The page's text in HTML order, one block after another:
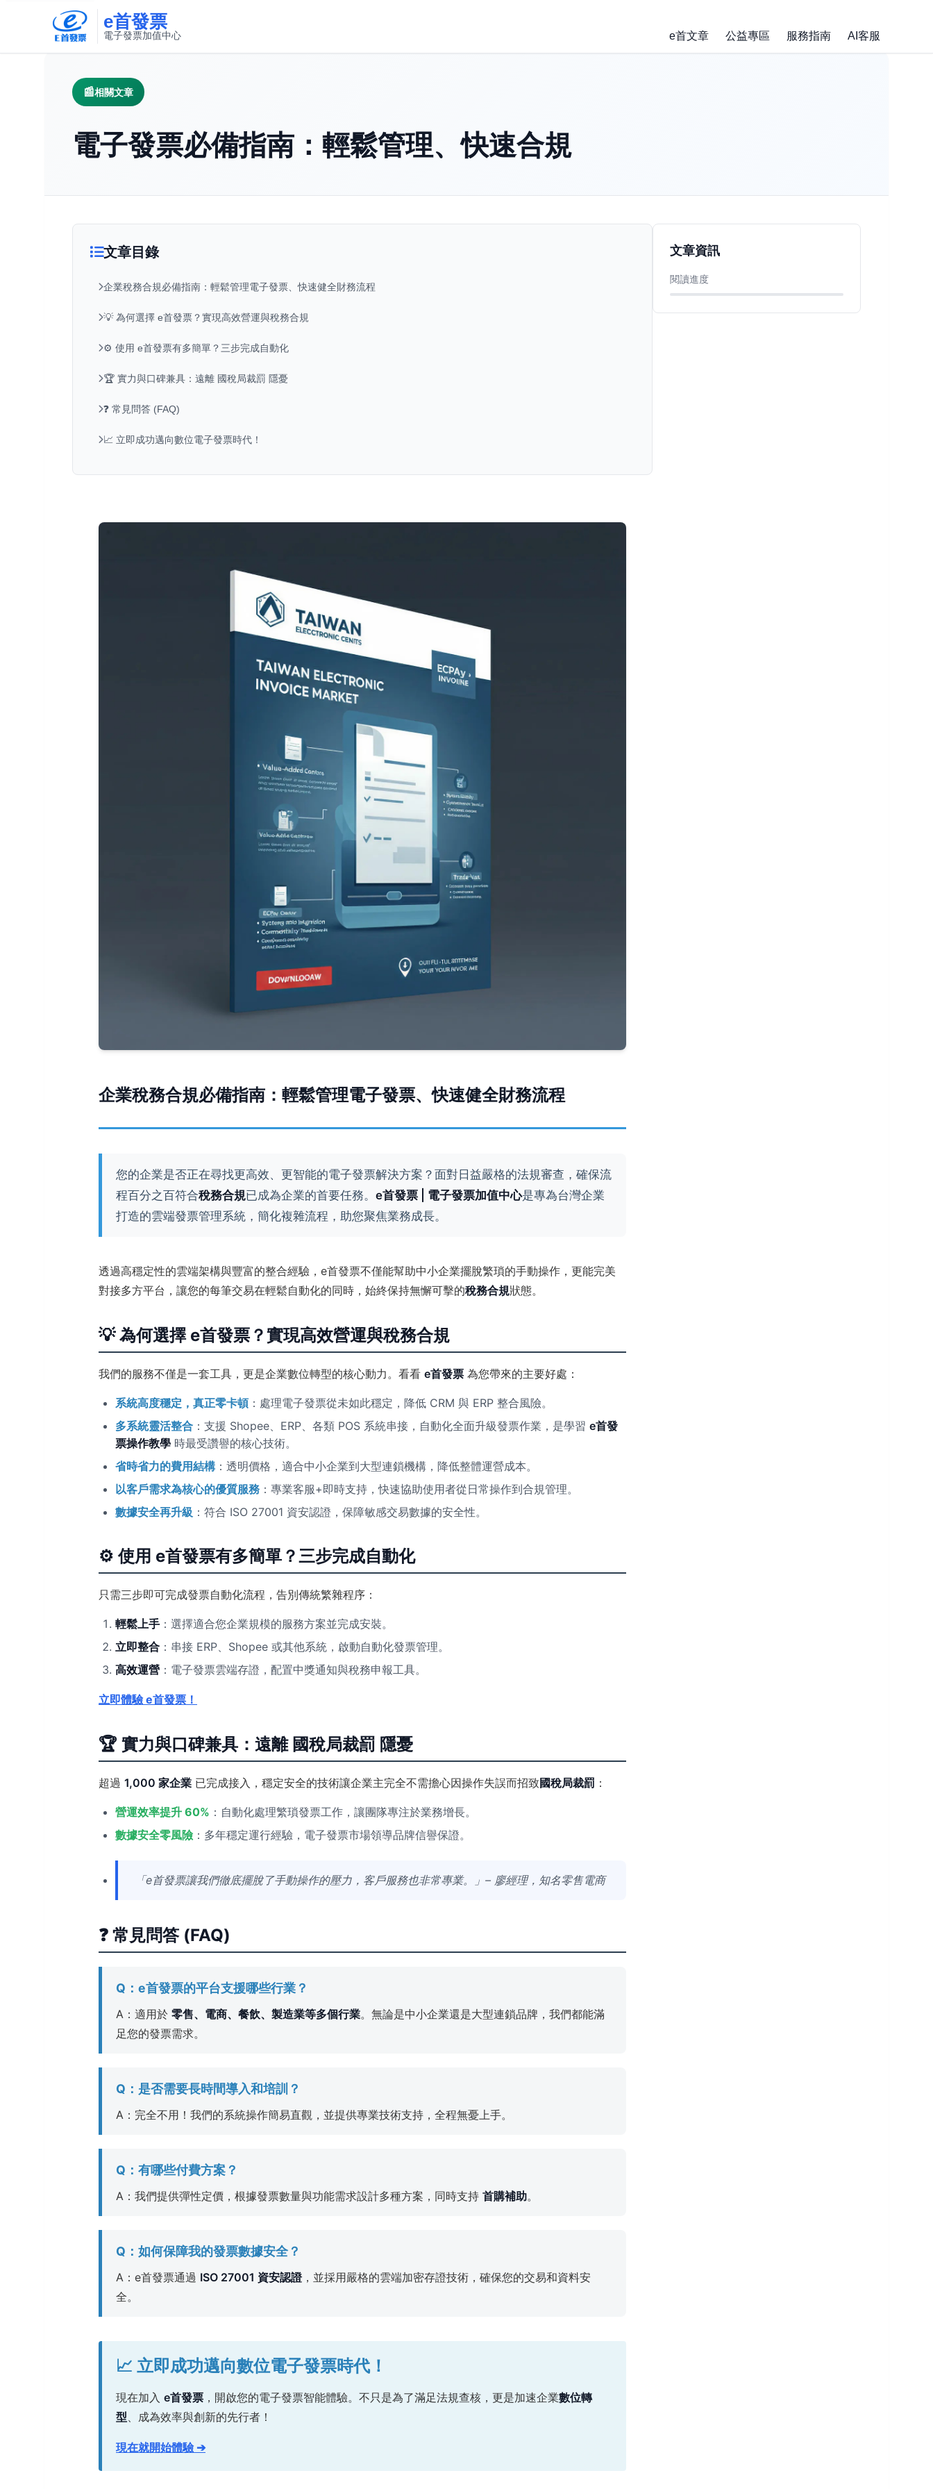
e首發票
電子發票加值中心 e首文章 公益專區 服務指南 AI客服
相關文章
電子發票必備指南：輕鬆管理、快速合規
文章目錄
企業稅務合規必備指南：輕鬆管理電子發票、快速健全財務流程
💡 為何選擇 e首發票？實現高效營運與稅務合規
⚙️ 使用 e首發票有多簡單？三步完成自動化
🏆 實力與口碑兼具：遠離 國稅局裁罰 隱憂
❓ 常見問答 (FAQ)
📈 立即成功邁向數位電子發票時代！
企業稅務合規必備指南：輕鬆管理電子發票、快速健全財務流程
您的企業是否正在尋找更高效、更智能的電子發票解決方案？面對日益嚴格的法規審查，確保流
程百分之百符合稅務合規已成為企業的首要任務。 e首發票 | 電子發票加值中心是專為台灣企業
打造的雲端發票管理系統，簡化複雜流程，助您聚焦業務成長。
透過高穩定性的雲端架構與豐富的整合經驗，e首發票不僅能幫助中小企業擺脫繁瑣的手動操作，更能完美
對接多方平台，讓您的每筆交易在輕鬆自動化的同時，始終保持無懈可擊的稅務合規狀態。
💡 為何選擇 e首發票？實現高效營運與稅務合規
我們的服務不僅是一套工具，更是企業數位轉型的核心動力。看看 e首發票 為您帶來的主要好處：
系統高度穩定，真正零卡頓 ：處理電子發票從未如此穩定，降低 CRM 與 ERP 整合風險。
多系統靈活整合 ：支援 Shopee、ERP、各類 POS 系統串接，自動化全面升級發票作業，是學習 e首發
票操作教學 時最受讚譽的核心技術。
省時省力的費用結構 ：透明價格，適合中小企業到大型連鎖機構，降低整體運營成本。
以客戶需求為核心的優質服務 ：專業客服+即時支持，快速協助使用者從日常操作到合規管理。
數據安全再升級 ：符合 ISO 27001 資安認證，保障敏感交易數據的安全性。
⚙️ 使用 e首發票有多簡單？三步完成自動化
只需三步即可完成發票自動化流程，告別傳統繁雜程序：
輕鬆上手 ：選擇適合您企業規模的服務方案並完成安裝。
立即整合 ：串接 ERP、Shopee 或其他系統，啟動自動化發票管理。
高效運營 ：電子發票雲端存證，配置中獎通知與稅務申報工具。
立即體驗 e首發票！
🏆 實力與口碑兼具：遠離 國稅局裁罰 隱憂
超過 1,000 家企業 已完成接入，穩定安全的技術讓企業主完全不需擔心因操作失誤而招致國稅局裁罰 ：
營運效率提升 60% ：自動化處理繁瑣發票工作，讓團隊專注於業務增長。
數據安全零風險 ：多年穩定運行經驗，電子發票市場領導品牌信譽保證。
「e首發票讓我們徹底擺脫了手動操作的壓力，客戶服務也非常專業。」– 廖經理，知名零售電商
❓ 常見問答 (FAQ)
Q：e首發票的平台支援哪些行業？
A：適用於 零售、電商、餐飲、製造業等多個行業。無論是中小企業還是大型連鎖品牌，我們都能滿
足您的發票需求。
Q：是否需要長時間導入和培訓？
A：完全不用！我們的系統操作簡易直觀，並提供專業技術支持，全程無憂上手。
Q：有哪些付費方案？
A：我們提供彈性定價，根據發票數量與功能需求設計多種方案，同時支持 首購補助。
Q：如何保障我的發票數據安全？
A：e首發票通過 ISO 27001 資安認證，並採用嚴格的雲端加密存證技術，確保您的交易和資料安
全。
📈 立即成功邁向數位電子發票時代！
現在加入 e首發票 ，開啟您的電子發票智能體驗。不只是為了滿足法規查核，更是加速企業數位轉
型、成為效率與創新的先行者！
現在就開始體驗 ➔
文章資訊
閱讀進度